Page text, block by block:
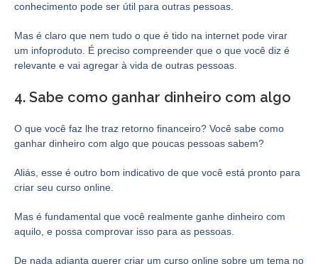
conhecimento pode ser útil para outras pessoas.
Mas é claro que nem tudo o que é tido na internet pode virar
um infoproduto. É preciso compreender que o que você diz é
relevante e vai agregar à vida de outras pessoas.
4. Sabe como ganhar dinheiro com algo
O que você faz lhe traz retorno financeiro? Você sabe como
ganhar dinheiro com algo que poucas pessoas sabem?
Aliás, esse é outro bom indicativo de que você está pronto para
criar seu curso online.
Mas é fundamental que você realmente ganhe dinheiro com
aquilo, e possa comprovar isso para as pessoas.
De nada adianta querer criar um curso online sobre um tema no